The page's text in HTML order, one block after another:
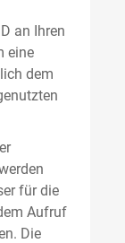
an Ihren
eine
dem
für die
Aufruf
Die